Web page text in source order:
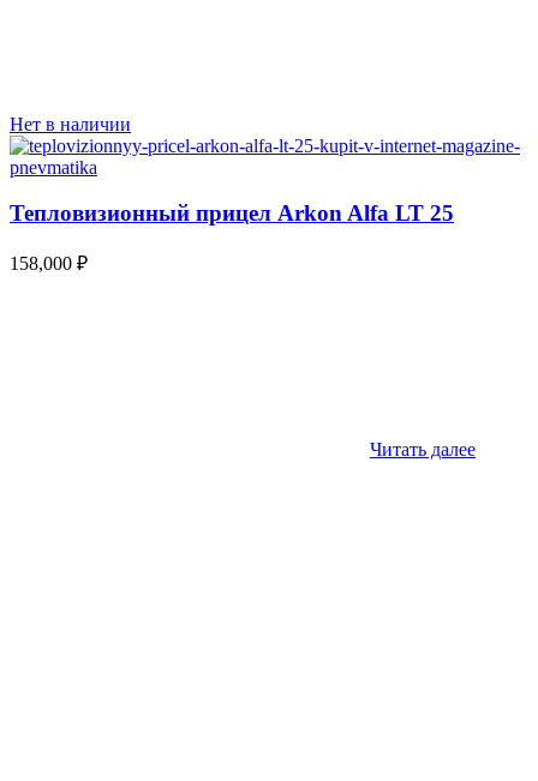
Нет в наличии
Тепловизионный прицел Arkon Alfa LT 25
158,000 ₽
Читать далее